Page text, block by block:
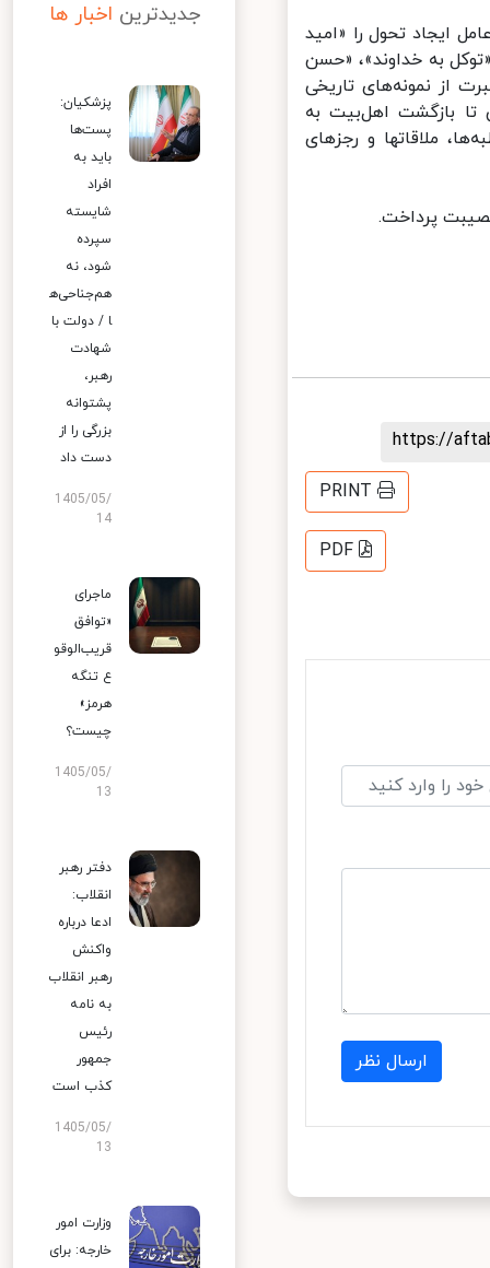
ایجاد تحول را «امید
به خداوند»، «حسن
نمونه‌های تاریخی
بازگشت اهل‌بیت به
ملاقاتها و رجزهای
پرداخت.
https://
PRINT
PDF
ارسال نظر
جدیدترین اخبار ها
پزشکیان:
پست‌ها
باید به
افراد
شایسته
سپرده
شود، نه
هم‌جناحی‌ه
ا / دولت با
شهادت
رهبر،
پشتوانه
بزرگی را از
دست داد
1405/05/
14
ماجرای
«توافق
قریب‌الوقو
ع تنگه
هرمز»
چیست؟
1405/05/
13
دفتر رهبر
انقلاب:
ادعا درباره
واکنش
رهبر انقلاب
به نامه
رئیس
جمهور
کذب است
1405/05/
13
وزارت امور
خارجه: برای